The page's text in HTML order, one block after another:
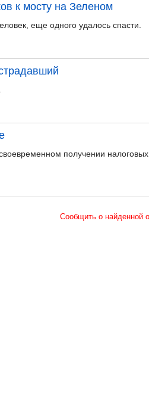
к мосту на Зеленом
еще одного удалось спасти.
получении налоговых